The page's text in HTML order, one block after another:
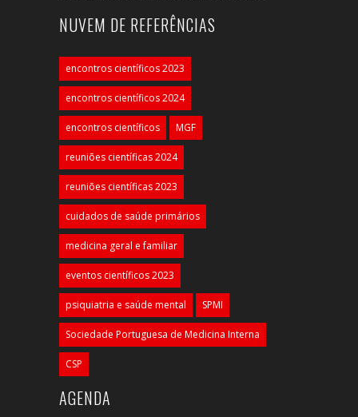
NUVEM DE REFERÊNCIAS
encontros científicos 2023
encontros científicos 2024
encontros científicos MGF
reuniões científicas 2024
reuniões científicas 2023
cuidados de saúde primários
medicina geral e familiar
eventos científicos 2023
psiquiatria e saúde mental SPMI
Sociedade Portuguesa de Medicina Interna
CSP
AGENDA